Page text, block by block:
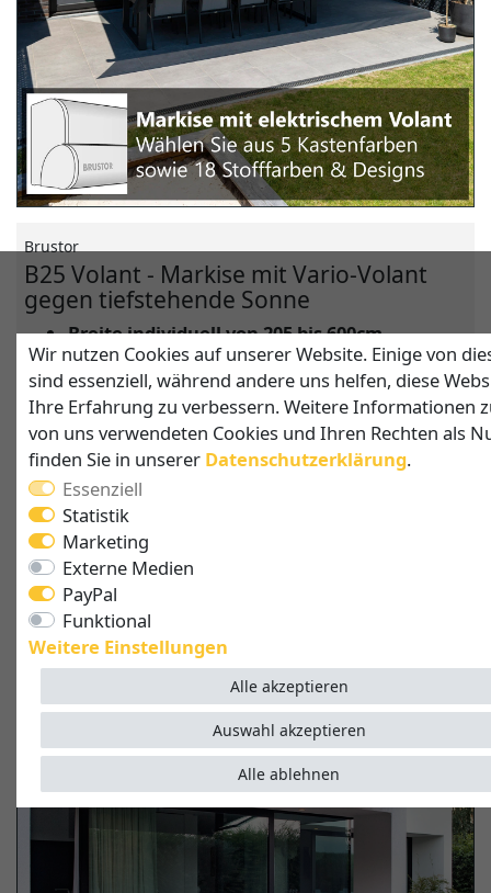
Brustor
B25 Volant - Markise mit Vario-Volant
gegen tiefstehende Sonne
Breite individuell von 205 bis 600cm
Ausfall (Tiefe) 150 - 300cm
motorisierter Vario-Volant als Schutz vor
tiefstehender Sonne und neugierigen Blicken
Wählen Sie zwischen 5 Gestell- & 18 Stofffarben
optionale LED-Beleuchtung möglich
Auf Wunsch mit Heizstrahler lieferbar
ab 3.349,00 EUR*
Wir nutzen Cookies auf unserer Website. Einige von
sind essenziell, während andere uns helfen, diese
Ihre Erfahrung zu verbessern. Weitere Informationen
von uns verwendeten Cookies und Ihren Rechten als
finden Sie in unserer Daten­schutz­erklärung.
Essenziell
Statistik
Marketing
Externe Medien
PayPal
Funktional
Weitere Einstellungen
Alle akzeptieren
Alle ablehnen
Auswahl akzeptieren